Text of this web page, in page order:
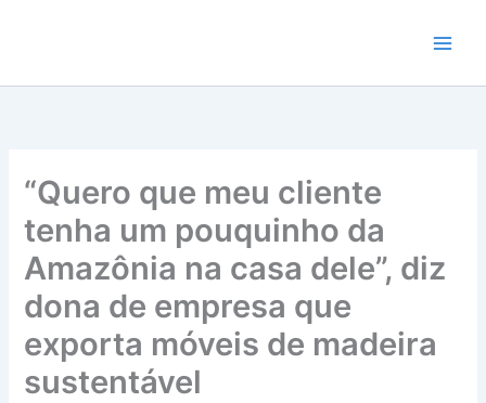
conteúdo
“Quero que meu cliente
tenha um pouquinho da
Amazônia na casa dele”, diz
dona de empresa que
exporta móveis de madeira
sustentável